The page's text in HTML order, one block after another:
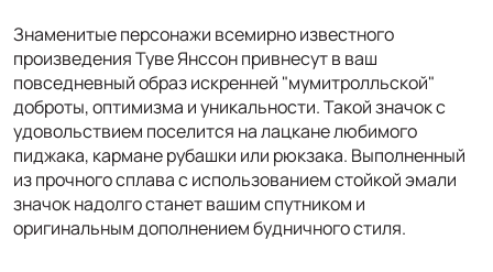
Знаменитые персонажи всемирно известного
произведения Туве Янссон привнесут в ваш
повседневный образ искренней "мумитролльской"
доброты, оптимизма и уникальности. Такой значок с
удовольствием поселится на лацкане любимого
пиджака, кармане рубашки или рюкзака. Выполненный
из прочного сплава с использованием стойкой эмали
значок надолго станет вашим спутником и
оригинальным дополнением будничного стиля.